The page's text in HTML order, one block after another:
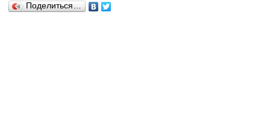
Поделиться…